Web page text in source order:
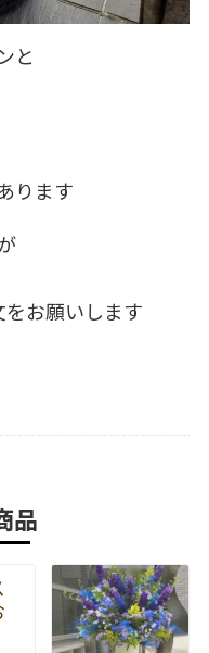
と
ります
お願いします
品